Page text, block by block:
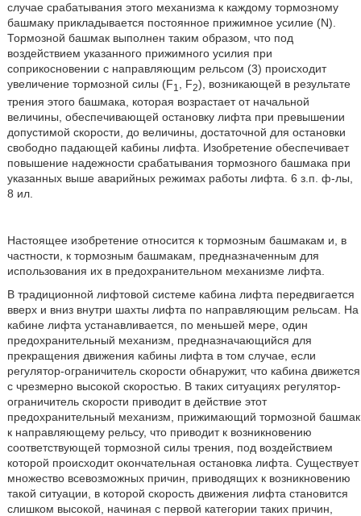
случае срабатывания этого механизма к каждому тормозному
башмаку прикладывается постоянное прижимное усилие (N).
Тормозной башмак выполнен таким образом, что под
воздействием указанного прижимного усилия при
соприкосновении с направляющим рельсом (3) происходит
увеличение тормозной силы (F1 , F2), возникающей в результате
трения этого башмака, которая возрастает от начальной
величины, обеспечивающей остановку лифта при превышении
допустимой скорости, до величины, достаточной для остановки
свободно падающей кабины лифта. Изобретение обеспечивает
повышение надежности срабатывания тормозного башмака при
указанных выше аварийных режимах работы лифта. 6 з.п. ф-лы,
8 ил.
Настоящее изобретение относится к тормозным башмакам и, в
частности, к тормозным башмакам, предназначенным для
использования их в предохранительном механизме лифта.
В традиционной лифтовой системе кабина лифта передвигается
вверх и вниз внутри шахты лифта по направляющим рельсам. На
кабине лифта устанавливается, по меньшей мере, один
предохранительный механизм, предназначающийся для
прекращения движения кабины лифта в том случае, если
регулятор-ограничитель скорости обнаружит, что кабина движется
с чрезмерно высокой скоростью. В таких ситуациях регулятор-
ограничитель скорости приводит в действие этот
предохранительный механизм, прижимающий тормозной башмак
к направляющему рельсу, что приводит к возникновению
соответствующей тормозной силы трения, под воздействием
которой происходит окончательная остановка лифта. Существует
множество всевозможных причин, приводящих к возникновению
такой ситуации, в которой скорость движения лифта становится
слишком высокой, начиная с первой категории таких причин,